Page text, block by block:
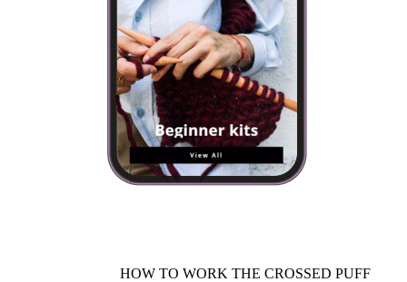
HOW TO WORK THE CROSSED PUFF